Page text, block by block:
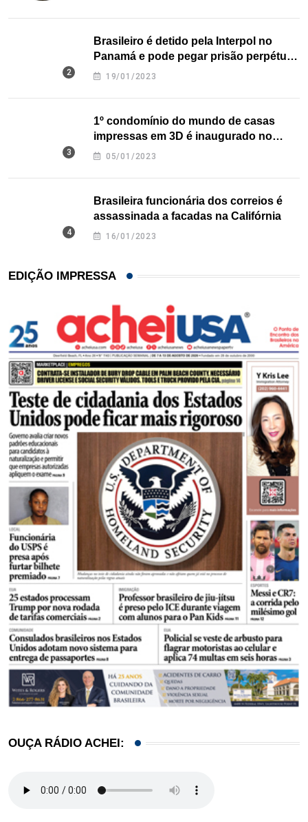
Brasileiro é detido pela Interpol no
Panamá e pode pegar prisão perpétua
nos EUA
19/01/2023
1º condomínio do mundo de casas
impressas em 3D é inaugurado no
Texas
05/01/2023
Brasileira funcionária dos correios é
assassinada a facadas na Califórnia
16/01/2023
EDIÇÃO IMPRESSA
OUÇA RÁDIO ACHEI: